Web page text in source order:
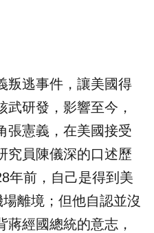
叛逃事件，讓美國得
武研發，影響至今，
張憲義，在美國接受
究員陳儀深的口述歷
年前，自己是得到美
離境；但他自認並沒
經國總統的意志，